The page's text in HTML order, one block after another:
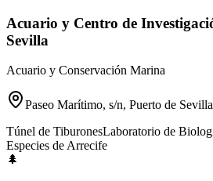
Acuario y Centro de
Sevilla
Acuario y Conservación Marina
Paseo Marítimo, s/n, Puerto de Sevilla
Túnel de TiburonesLaboratorio de
Especies de Arrecife
🌲